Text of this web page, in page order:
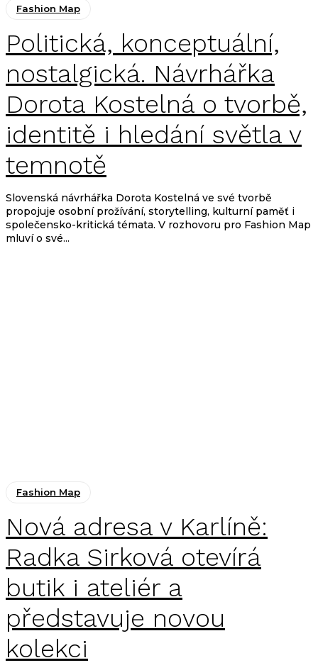
Fashion Map
Politická, konceptuální,
nostalgická. Návrhářka
Dorota Kostelná o tvorbě,
identitě i hledání světla v
temnotě
Slovenská návrhářka Dorota Kostelná ve své tvorbě
propojuje osobní prožívání, storytelling, kulturní paměť i
společensko-kritická témata. V rozhovoru pro Fashion Map
mluví o své...
Fashion Map
Nová adresa v Karlíně:
Radka Sirková otevírá
butik i ateliér a
představuje novou
kolekci